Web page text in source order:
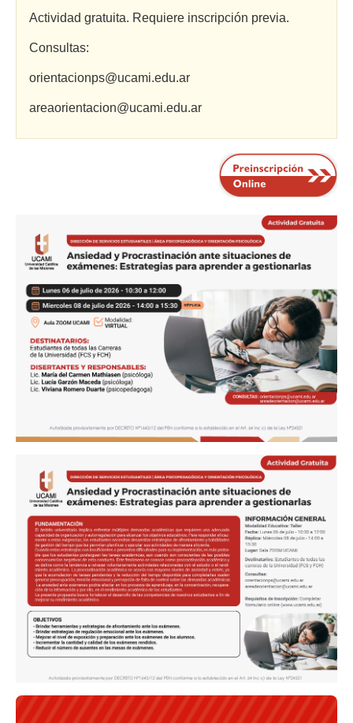
Actividad gratuita. Requiere inscripción previa.
Consultas:
orientacionps@ucami.edu.ar
areaorientacion@ucami.edu.ar